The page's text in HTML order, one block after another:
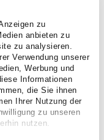
zu
anbieten zu
zu analysieren.
Verwendung unserer
Werbung und
Informationen
die Sie ihnen
Ihrer Nutzung der
zu unseren
nutzen.
ist als
nichtmöglich.